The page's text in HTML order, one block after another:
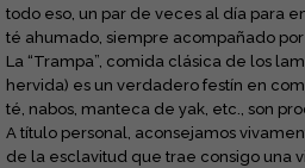
todo eso, un par de veces al día para
té ahumado, siempre acompañado
La “Trampa”, comida clásica de los
hervida) es un verdadero festín en
té, nabos, manteca de yak, etc., son
A título personal, aconsejamos
de la esclavitud que trae consigo una